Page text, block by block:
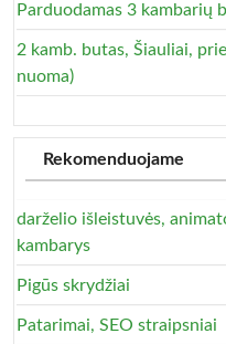
Parduodamas 3 kambarių
2 kamb. butas, Šiauliai,
nuoma)
Rekomenduojame
darželio išleistuvės,
kambarys
Pigūs skrydžiai
Patarimai, SEO straipsniai